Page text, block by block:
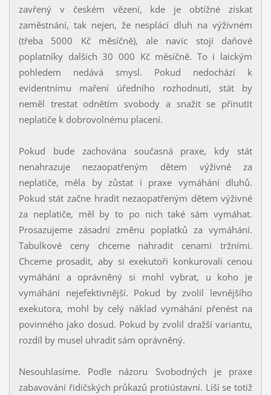
zavřený v českém vězení, kde je obtížné získat
zaměstnání, tak nejen, že nesplácí dluh na výživném
(třeba 5000 Kč měsíčně), ale navíc stojí daňové
poplatníky dalších 30 000 Kč měsíčně. To i laickým
pohledem nedává smysl. Pokud nedochází k
evidentnímu maření úředního rozhodnutí, stát by
neměl trestat odnětím svobody a snažit se přinutit
neplatiče k dobrovolnému placení.
Pokud bude zachována současná praxe, kdy stát
nenahrazuje nezaopatřeným dětem výživné za
neplatiče, měla by zůstat i praxe vymáhání dluhů.
Pokud stát začne hradit nezaopatřeným dětem výživné
za neplatiče, měl by to po nich také sám vymáhat.
Prosazujeme zásadní změnu poplatků za vymáhání.
Tabulkové ceny chceme nahradit cenami tržními.
Chceme prosadit, aby si exekutoři konkurovali cenou
vymáhání a oprávněný si mohl vybrat, u koho je
vymáhání nejefektivnější. Pokud by zvolil levnějšího
exekutora, mohl by celý náklad vymáhání přenést na
povinného jako dosud. Pokud by zvolil dražší variantu,
rozdíl by musel uhradit sám oprávněný.
Nesouhlasíme. Podle názoru Svobodných je praxe
zabavování řidičských průkazů protiústavní. Liší se totiž